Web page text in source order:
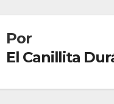
Por
El Canillita